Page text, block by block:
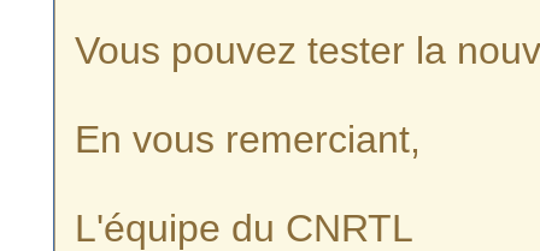
Vous pouvez tester la
En vous remerciant,
L'équipe du CNRTL